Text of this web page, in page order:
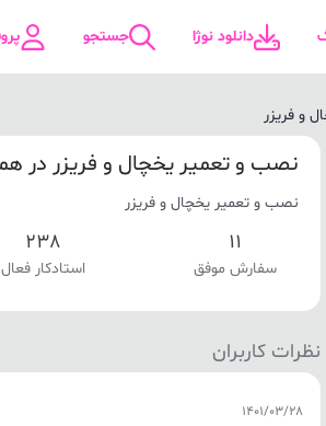
دانلود نوژا جستجو
و فریزر
ورود / ثبت نام
نصب و تعمیر یخچال و فریزر در
نصب و تعمیر یخچال و فریزر
11
سفارش موفق
238
استادکار فعال
نظرات کاربران
1401/03/28